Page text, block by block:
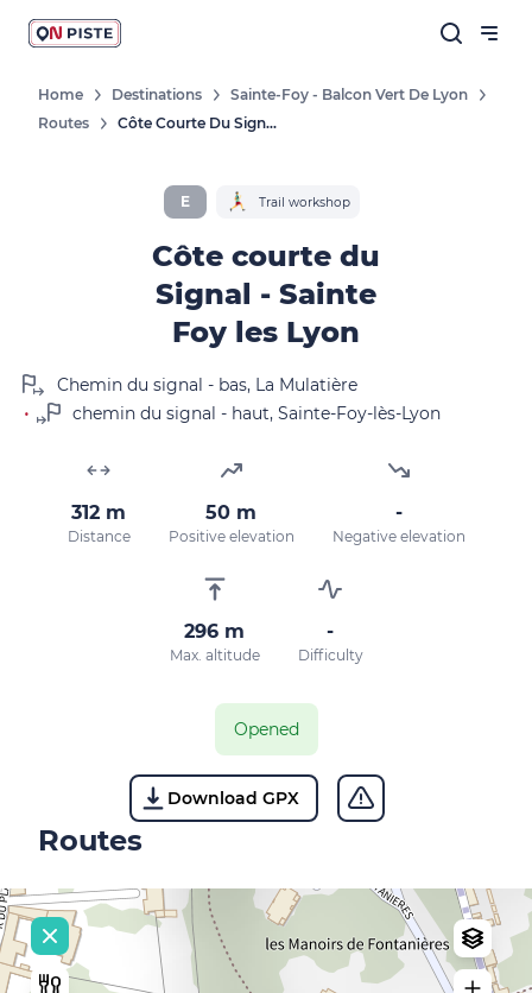
Home Destinations
Sainte-Foy - Balcon Vert De Lyon
Routes
Côte Courte Du Signal - Sainte Foy Les Lyon
E Trail workshop
Côte courte du
Signal - Sainte
Foy les Lyon
Chemin du signal - bas, La Mulatière
• chemin du signal - haut, Sainte-Foy-lès-Lyon
312 m
Distance
50 m
Positive elevation
-
Negative elevation
296 m
Max. altitude
-
Difficulty
Opened
Download GPX
Routes